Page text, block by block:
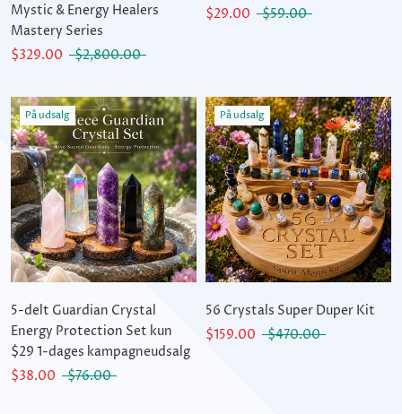
Mystic & Energy Healers
Mastery Series
$329.00
$2,800.00
$29.00
$59.00
På udsalg
5-delt Guardian Crystal
Energy Protection Set kun
$29 1-dages kampagneudsalg
$38.00
$76.00
På udsalg
56 Crystals Super Duper Kit
$159.00
$470.00